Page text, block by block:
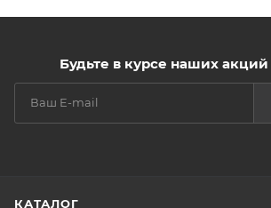
Будьте в курсе наших
КАТАЛОГ